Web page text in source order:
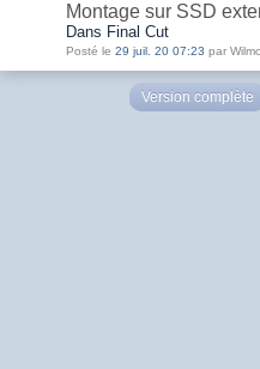
Montage sur SSD
Dans Final Cut
Posté le 29 juil. 20 07:23 par Wilmo
Version complète